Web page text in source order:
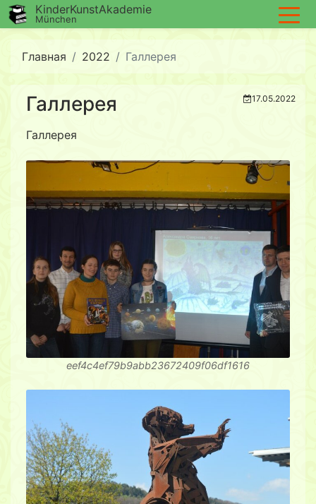
KinderKunstAkademie
München
Главная 2022 Галлерея
Галлерея 17.05.2022
Галлерея
eef4c4ef79b9abb23672409f06df1616